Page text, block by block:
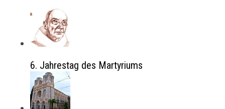
6. Jahrestag des Martyriums